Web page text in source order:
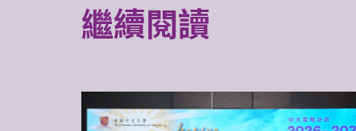
繼續閱讀